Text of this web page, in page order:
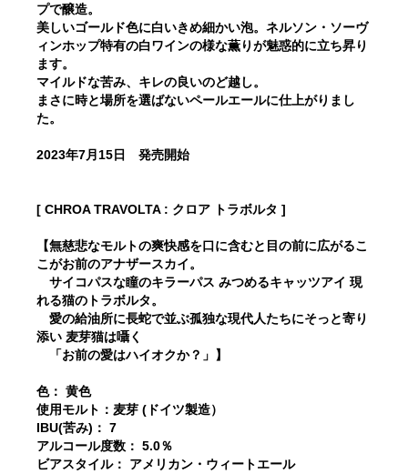
プで醸造。
美しいゴールド色に白いきめ細かい泡。ネルソン・ソーヴ
ィンホップ特有の白ワインの様な薫りが魅惑的に立ち昇り
ます。
マイルドな苦み、キレの良いのど越し。
まさに時と場所を選ばないペールエールに仕上がりまし
た。
2023年7月15日 発売開始
[ CHROA TRAVOLTA : クロア トラボルタ ]
【無慈悲なモルトの爽快感を口に含むと目の前に広がるこ
こがお前のアナザースカイ。
サイコパスな瞳のキラーパス みつめるキャッツアイ 現
れる猫のトラボルタ。
愛の給油所に長蛇で並ぶ孤独な現代人たちにそっと寄り
添い 麦芽猫は囁く
「お前の愛はハイオクか？」】
色： 黄色
使用モルト：麦芽 (ドイツ製造）
IBU(苦み)： 7
アルコール度数： 5.0％
ビアスタイル： アメリカン・ウィートエール